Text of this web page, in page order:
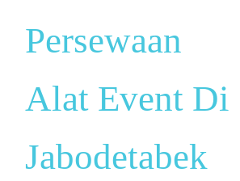
Persewaan
Alat Event Di
Jabodetabek